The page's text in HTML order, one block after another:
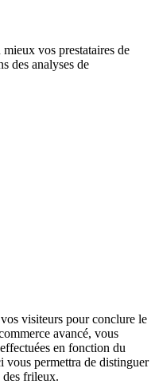
vos prestataires de
des analyses de
visiteurs pour conclure le
avancé, vous
en fonction du
vous permettra de distinguer
des frileux.